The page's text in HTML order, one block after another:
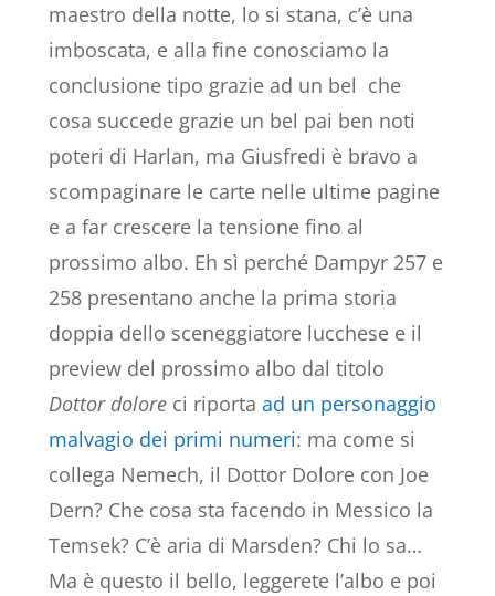
maestro della notte, lo si stana, c’è una
imboscata, e alla fine conosciamo la
conclusione tipo grazie ad un bel che
cosa succede grazie un bel pai ben noti
poteri di Harlan, ma Giusfredi è bravo a
scompaginare le carte nelle ultime pagine
e a far crescere la tensione fino al
prossimo albo. Eh sì perché Dampyr 257 e
258 presentano anche la prima storia
doppia dello sceneggiatore lucchese e il
preview del prossimo albo dal titolo
Dottor doloreci riporta ad un personaggio
malvagio dei primi numeri: ma come si
collega Nemech, il Dottor Dolore con Joe
Dern? Che cosa sta facendo in Messico la
Temsek? C’è aria di Marsden? Chi lo sa…
Ma è questo il bello, leggerete l’albo e poi